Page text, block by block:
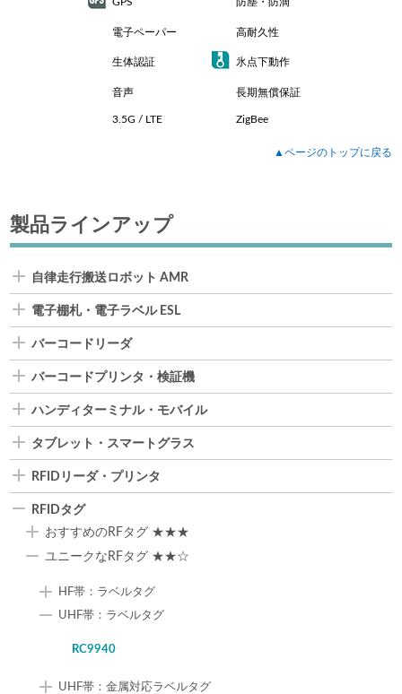
製品ラインアップ
自律走行搬送ロボット AMR
電子棚札・電子ラベル ESL
バーコードリーダ
バーコードプリンタ・検証機
ハンディターミナル・モバイル
タブレット・スマートグラス
RFIDリーダ・プリンタ
RFIDタグ
おすすめのRFタグ ★★★
ユニークなRFタグ ★★☆
HF帯：ラベルタグ
UHF帯：ラベルタグ
RC9940
UHF帯：金属対応ラベルタグ
電子ペーパー 高耐久性
生体認証 氷点下動作
音声 長期無償保証
3.5G / LTE ZigBee
▲ページのトップに戻る